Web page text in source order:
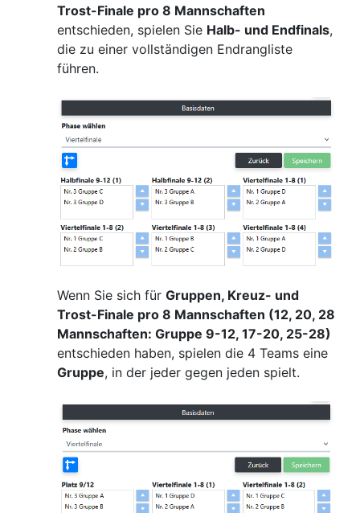
Trost-Finale pro 8 Mannschaften
entschieden, spielen Sie Halb- und Endfinals,
die zu einer vollständigen Endrangliste
führen.
Wenn Sie sich für Gruppen, Kreuz- und
Trost-Finale pro 8 Mannschaften (12, 20, 28
Mannschaften: Gruppe 9-12, 17-20, 25-28)
entschieden haben, spielen die 4 Teams eine
Gruppe, in der jeder gegen jeden spielt.